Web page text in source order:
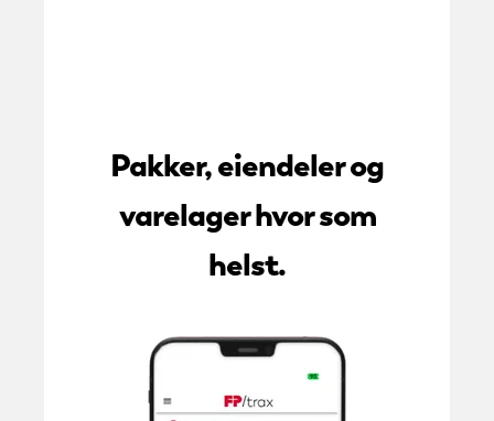
Pakker, eiendeler og
varelager hvor som
helst.